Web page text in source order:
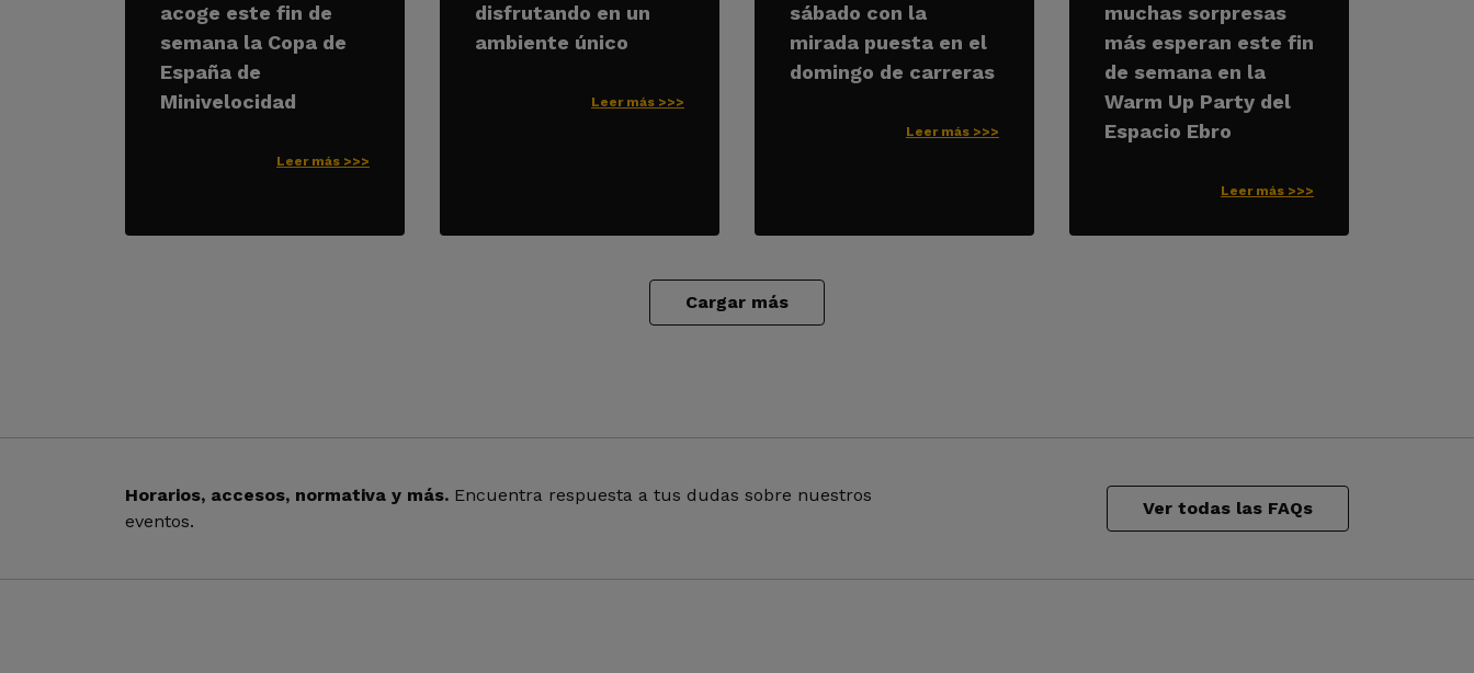
acoge este fin de
semana la Copa de
España de
Minivelocidad
Leer más >>>
disfrutando en un
ambiente único
Leer más >>>
sábado con la
mirada puesta en el
domingo de carreras
Leer más >>>
muchas sorpresas
más esperan este fin
de semana en la
Warm Up Party del
Espacio Ebro
Leer más >>>
Cargar más
Horarios, accesos, normativa y más. Encuentra respuesta a tus dudas sobre nuestros
eventos.
Ver todas las FAQs